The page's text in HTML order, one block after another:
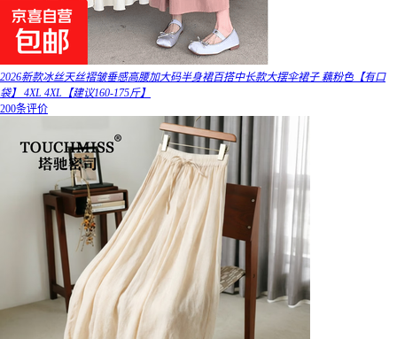
2026新款冰丝天丝褶皱垂感高腰加大码半身裙百搭中长款大摆伞裙子 藕粉色【有口
袋】 4XL 4XL【建议160-175斤】
200条评价